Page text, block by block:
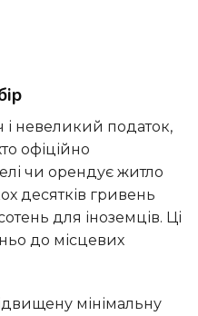
офіційно
чи орендує житло
десятків гривень
для іноземців. Ці
до місцевих